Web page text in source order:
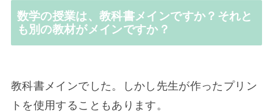
数学の授業は、教科書メインですか？それと
も別の教材がメインですか？
教科書メインでした。しかし先生が作ったプリン
トを使用することもあります。